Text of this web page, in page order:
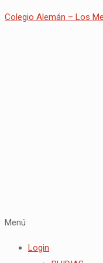
Colegio Alemán – Los
Menú
Login